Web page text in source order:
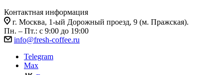
Контактная информация
г. Москва, 1-ый Дорожный проезд, 9 (м. Пражская).
Пн. – Пт.: с 9:00 до 19:00
info@fresh-coffee.ru
Telegram
Max